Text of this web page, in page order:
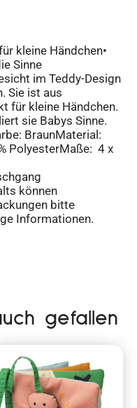
kleine Händchen•
Sinne
im Teddy-Design
Sie ist aus
für kleine Händchen.
sie Babys Sinne.
BraunMaterial:
PolyesterMaße: 4 x
können
bitte
Informationen.
gefallen